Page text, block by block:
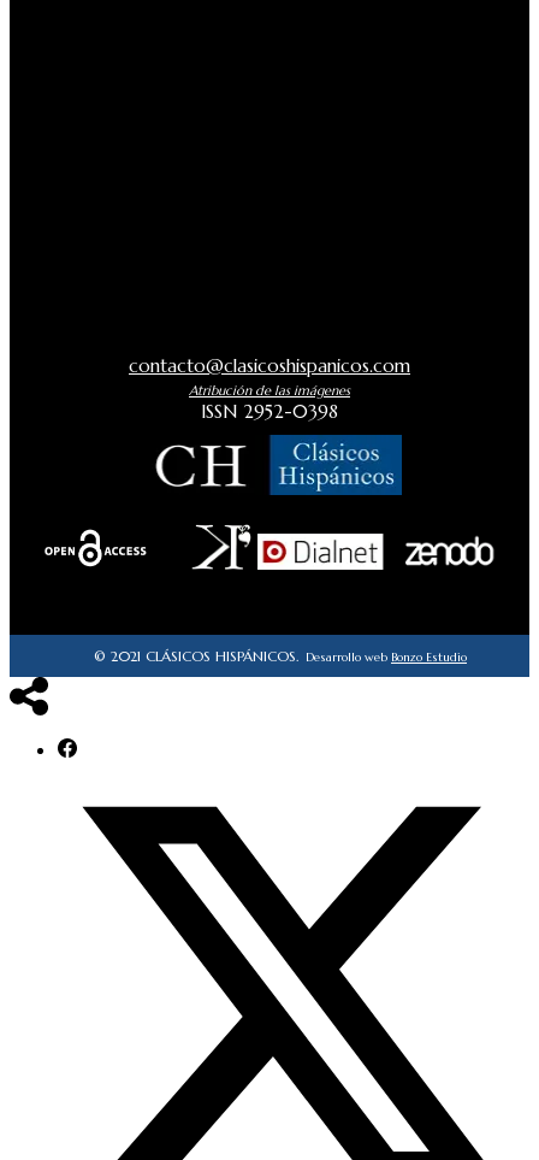
contacto@clasicoshispanicos.com
Atribución de las imágenes
ISSN 2952-0398
© 2021 CLÁSICOS HISPÁNICOS. Desarrollo web Bonzo Estudio